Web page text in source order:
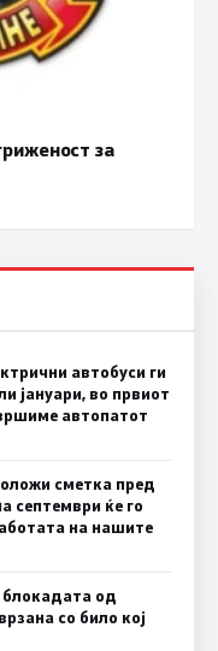
за
автобуси ги
јануари, во првиот
автопатот
сметка пред
септември ќе го
на нашите
од
со било кој